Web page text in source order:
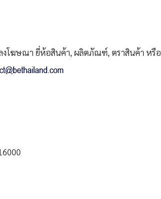
งโฆษณา ยี่ห้อสินค้า, ผลิตภัณฑ์, ตราสินค้า หรือ